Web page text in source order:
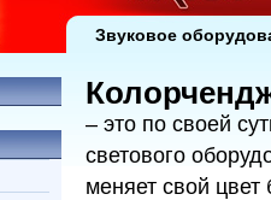
– это по своей
светового
меняет свой
Звуковое